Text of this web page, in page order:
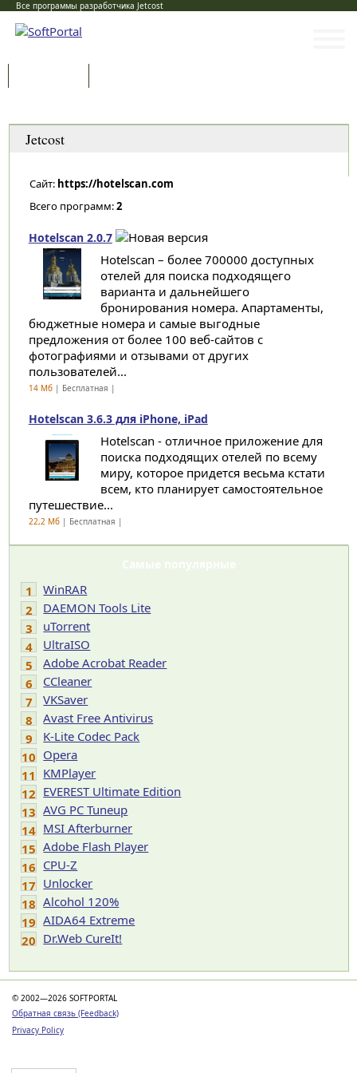
Все программы разработчика Jetcost
Jetcost
Сайт: https://hotelscan.com
Всего программ:2
Hotelscan 2.0.7
Hotelscan – более 700000 доступных
отелей для поиска подходящего
варианта и дальнейшего
бронирования номера. Апартаменты,
бюджетные номера и самые выгодные
предложения от более 100 веб-сайтов с
фотографиями и отзывами от других
пользователей...
14 Мб| Бесплатная |
Hotelscan 3.6.3 для iPhone, iPad
Hotelscan - отличное приложение для
поиска подходящих отелей по всему
миру, которое придется весьма кстати
всем, кто планирует самостоятельное
путешествие...
22,2 Мб| Бесплатная |
Самые популярные
1
WinRAR
2
DAEMON Tools Lite
3
uTorrent
4
UltraISO
5
Adobe Acrobat Reader
6
CCleaner
7
VKSaver
8
Avast Free Antivirus
9
K-Lite Codec Pack
10 Opera
11 KMPlayer
12 EVEREST Ultimate Edition
13 AVG PC Tuneup
14 MSI Afterburner
15 Adobe Flash Player
16 CPU-Z
17 Unlocker
18 Alcohol 120%
19 AIDA64 Extreme
20 Dr.Web CureIt!
© 2002—2026 SOFTPORTAL
Обратная связь (Feedback)
Privacy Policy